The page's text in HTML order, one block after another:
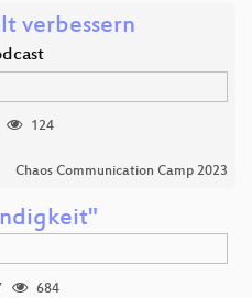
verbessern
124
Chaos Communication Camp 2023
684